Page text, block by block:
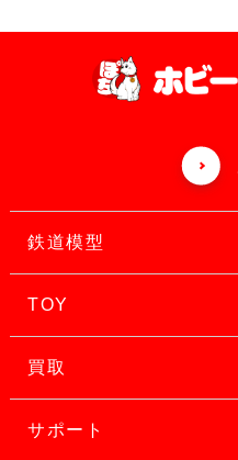
鉄道模型
TOY
買取
サポート